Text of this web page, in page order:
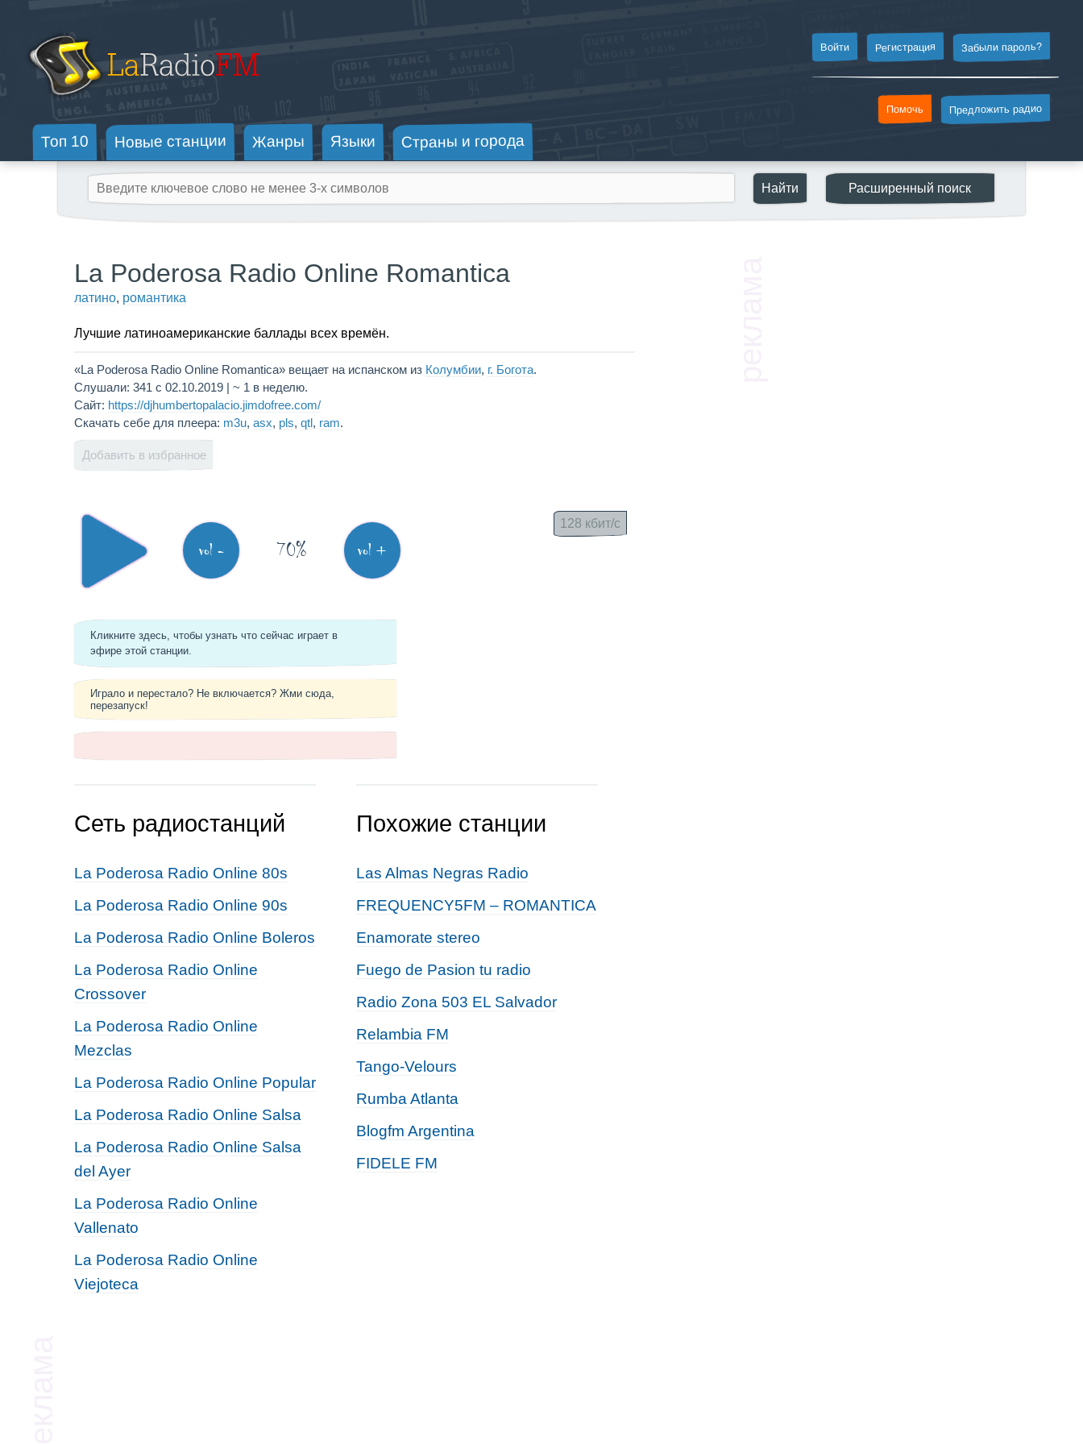
Забыли пароль?
Регистрация
Войти
Предложить радио
Помочь
Топ 10 Новые станции Жанры Языки Страны и города
La Poderosa Radio Online Romantica
латино, романтика
Лучшие латиноамериканские баллады всех времён.
«La Poderosa Radio Online Romantica» вещает на испанском из Колумбии, г. Богота.
Слушали: 341 с 02.10.2019 | ~ 1 в неделю.
Сайт: https://djhumbertopalacio.jimdofree.com/
Скачать себе для плеера: m3u, asx, pls, qtl, ram.
Добавить в избранное
vol - 70% vol +
128 кбит/с
Кликните здесь, чтобы узнать что сейчас играет в
эфире этой станции.
Играло и перестало? Не включается? Жми сюда,
перезапуск!
Сеть радиостанций
La Poderosa Radio Online 80s
La Poderosa Radio Online 90s
La Poderosa Radio Online Boleros
La Poderosa Radio Online
Crossover
La Poderosa Radio Online
Mezclas
La Poderosa Radio Online Popular
La Poderosa Radio Online Salsa
La Poderosa Radio Online Salsa
del Ayer
La Poderosa Radio Online
Vallenato
La Poderosa Radio Online
Viejoteca
Похожие станции
Las Almas Negras Radio
FREQUENCY5FM – ROMANTICA
Enamorate stereo
Fuego de Pasion tu radio
Radio Zona 503 EL Salvador
Relambia FM
Tango-Velours
Rumba Atlanta
Blogfm Argentina
FIDELE FM